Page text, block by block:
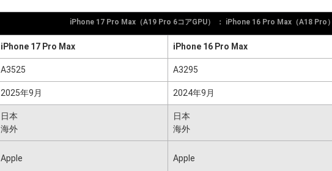
iPhone 17 Pro Max（A19 Pro 6コアGPU） ： iPhone 16 Pro Max（A18 Pro）
iPhone 17 Pro Max iPhone 16 Pro Max
A3525 A3295
2025年9月 2024年9月
日本
海外
日本
海外
Apple Apple